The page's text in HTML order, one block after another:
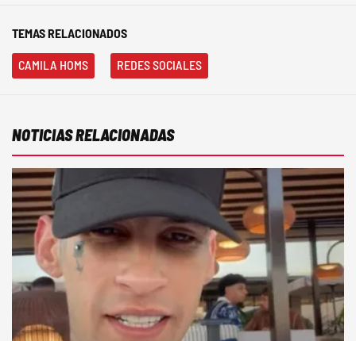
TEMAS RELACIONADOS
CAMILA HOMS REDES SOCIALES
NOTICIAS RELACIONADAS